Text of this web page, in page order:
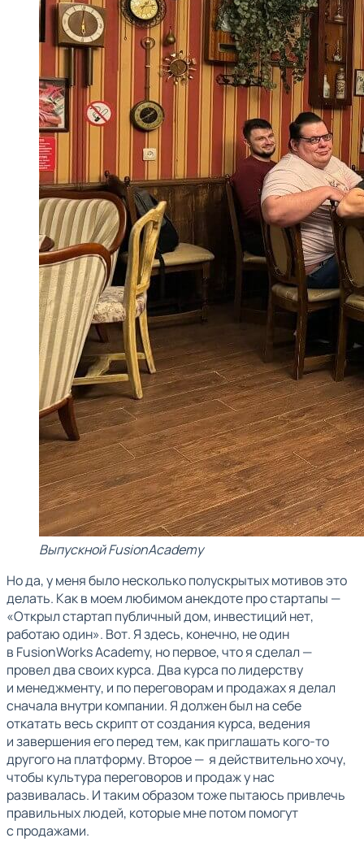
Выпускной FusionAcademy
Но да, у меня было несколько полускрытых мотивов это
делать. Как в моем любимом анекдоте про стартапы —
«Открыл стартап публичный дом, инвестиций нет,
работаю один». Вот. Я здесь, конечно, не один
в FusionWorks Academy, но первое, что я сделал —
провел два своих курса. Два курса по лидерству
и менеджменту, и по переговорам и продажах я делал
сначала внутри компании. Я должен был на себе
откатать весь скрипт от создания курса, ведения
и завершения его перед тем, как приглашать кого-то
другого на платформу. Второе — я действительно хочу,
чтобы культура переговоров и продаж у нас
развивалась. И таким образом тоже пытаюсь привлечь
правильных людей, которые мне потом помогут
с продажами.